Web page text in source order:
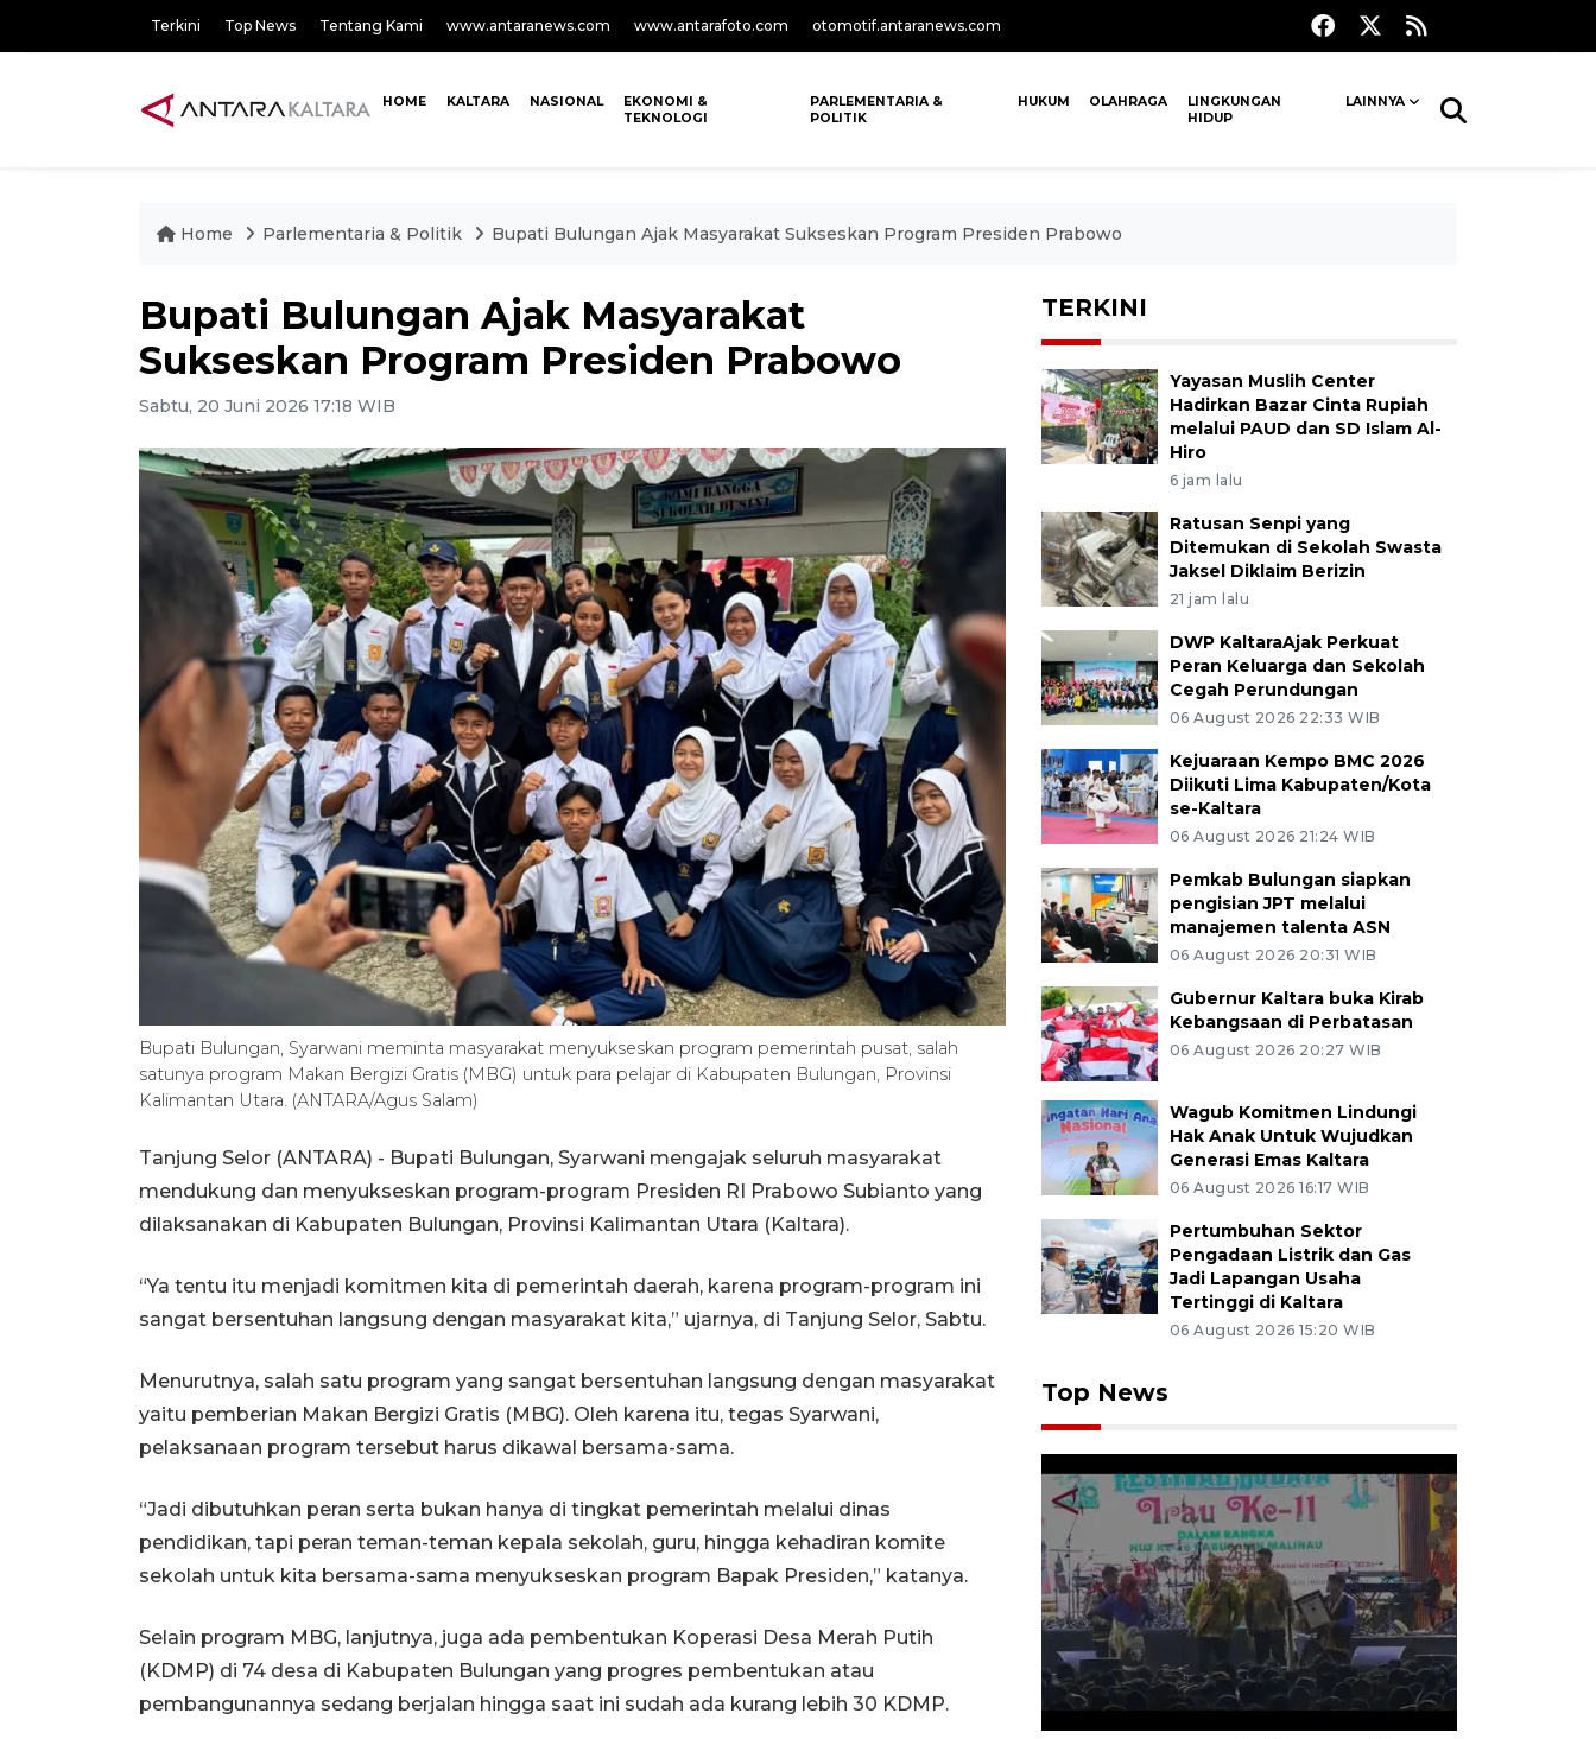
Terkini Top News Tentang Kami www.antaranews.com www.antarafoto.com otomotif.antaranews.com
HOME KALTARA NASIONAL
EKONOMI &
TEKNOLOGI
PARLEMENTARIA &
POLITIK
HUKUM OLAHRAGA
LINGKUNGAN
HIDUP
LAINNYA
Home Parlementaria & Politik Bupati Bulungan Ajak Masyarakat Sukseskan Program Presiden Prabowo
Bupati Bulungan Ajak Masyarakat
Sukseskan Program Presiden Prabowo
Sabtu, 20 Juni 2026 17:18 WIB
Bupati Bulungan, Syarwani meminta masyarakat menyukseskan program pemerintah pusat, salah
satunya program Makan Bergizi Gratis (MBG) untuk para pelajar di Kabupaten Bulungan, Provinsi
Kalimantan Utara. (ANTARA/Agus Salam)
Tanjung Selor (ANTARA) - Bupati Bulungan, Syarwani mengajak seluruh masyarakat
mendukung dan menyukseskan program-program Presiden RI Prabowo Subianto yang
dilaksanakan di Kabupaten Bulungan, Provinsi Kalimantan Utara (Kaltara).
“Ya tentu itu menjadi komitmen kita di pemerintah daerah, karena program-program ini
sangat bersentuhan langsung dengan masyarakat kita,” ujarnya, di Tanjung Selor, Sabtu.
Menurutnya, salah satu program yang sangat bersentuhan langsung dengan masyarakat
yaitu pemberian Makan Bergizi Gratis (MBG). Oleh karena itu, tegas Syarwani,
pelaksanaan program tersebut harus dikawal bersama-sama.
“Jadi dibutuhkan peran serta bukan hanya di tingkat pemerintah melalui dinas
pendidikan, tapi peran teman-teman kepala sekolah, guru, hingga kehadiran komite
sekolah untuk kita bersama-sama menyukseskan program Bapak Presiden,” katanya.
Selain program MBG, lanjutnya, juga ada pembentukan Koperasi Desa Merah Putih
(KDMP) di 74 desa di Kabupaten Bulungan yang progres pembentukan atau
pembangunannya sedang berjalan hingga saat ini sudah ada kurang lebih 30 KDMP.
TERKINI
Yayasan Muslih Center
Hadirkan Bazar Cinta Rupiah
melalui PAUD dan SD Islam Al-
Hiro
6 jam lalu
Ratusan Senpi yang
Ditemukan di Sekolah Swasta
Jaksel Diklaim Berizin
21 jam lalu
DWP KaltaraAjak Perkuat
Peran Keluarga dan Sekolah
Cegah Perundungan
06 August 2026 22:33 WIB
Kejuaraan Kempo BMC 2026
Diikuti Lima Kabupaten/Kota
se-Kaltara
06 August 2026 21:24 WIB
Pemkab Bulungan siapkan
pengisian JPT melalui
manajemen talenta ASN
06 August 2026 20:31 WIB
Gubernur Kaltara buka Kirab
Kebangsaan di Perbatasan
06 August 2026 20:27 WIB
Wagub Komitmen Lindungi
Hak Anak Untuk Wujudkan
Generasi Emas Kaltara
06 August 2026 16:17 WIB
Pertumbuhan Sektor
Pengadaan Listrik dan Gas
Jadi Lapangan Usaha
Tertinggi di Kaltara
06 August 2026 15:20 WIB
Top News